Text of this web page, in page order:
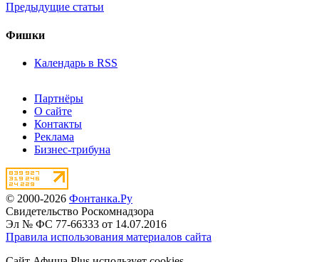
Предыдущие статьи
Фишки
Календарь в RSS
Партнёры
О сайте
Контакты
Реклама
Бизнес-трибуна
© 2000-2026 Фонтанка.Ру
Свидетельство Роскомнадзора
Эл № ФС 77-66333 от 14.07.2016
Правила использования материалов сайта